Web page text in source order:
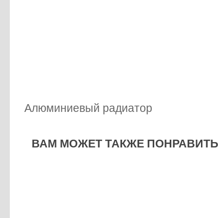
Алюминиевый радиатор
ВАМ МОЖЕТ ТАКЖЕ